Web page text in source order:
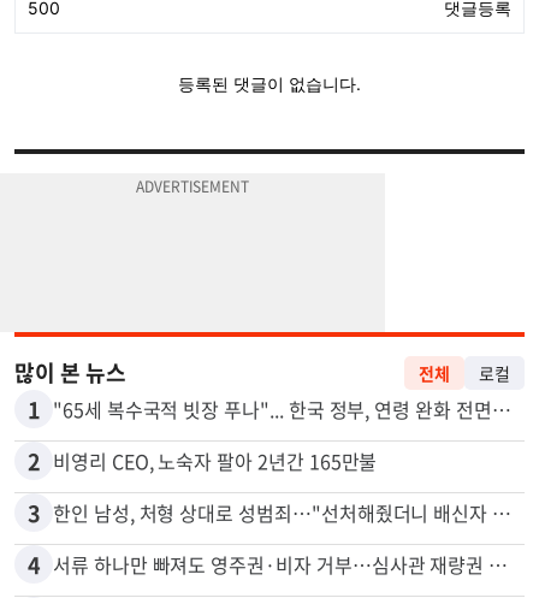
많이 본 뉴스 전체 로컬
1 "65세 복수국적 빗장 푸나"... 한국 정부, 연령 완화 전면 추진
2 비영리 CEO, 노숙자 팔아 2년간 165만불
3 한인 남성, 처형 상대로 성범죄…"선처해줬더니 배신자 취급"
4 서류 하나만 빠져도 영주권·비자 거부…심사관 재량권 대폭 확대